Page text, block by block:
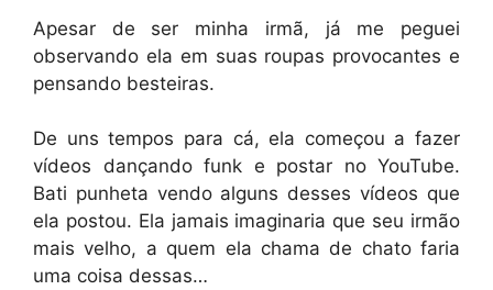
Apesar de ser minha irmã, já me peguei
observando ela em suas roupas provocantes e
pensando besteiras.
De uns tempos para cá, ela começou a fazer
vídeos dançando funk e postar no YouTube.
Bati punheta vendo alguns desses vídeos que
ela postou. Ela jamais imaginaria que seu irmão
mais velho, a quem ela chama de chato faria
uma coisa dessas…